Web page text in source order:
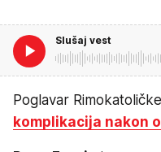
Slušaj vest
Poglavar
komplikacija nakon